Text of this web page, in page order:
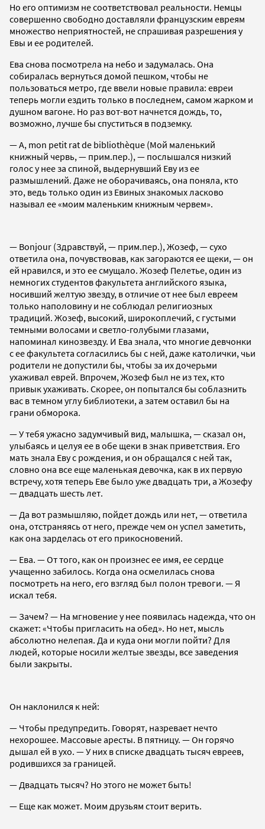
Но его оптимизм не соответствовал реальности. Немцы
совершенно свободно доставляли французским евреям
множество неприятностей, не спрашивая разрешения у
Евы и ее родителей.
Ева снова посмотрела на небо и задумалась. Она
собиралась вернуться домой пешком, чтобы не
пользоваться метро, где ввели новые правила: евреи
теперь могли ездить только в последнем, самом жарком и
душном вагоне. Но раз вот-вот начнется дождь, то,
возможно, лучше бы спуститься в подземку.
— А, mon petit rat de bibliothèque (Мой маленький
книжный червь, — прим.пер.), — послышался низкий
голос у нее за спиной, выдернувший Еву из ее
размышлений. Даже не оборачиваясь, она поняла, кто
это, ведь только один из Евиных знакомых ласково
называл ее «моим маленьким книжным червем».
— Bonjour (Здравствуй, — прим.пер.), Жозеф, — сухо
ответила она, почувствовав, как загораются ее щеки, — он
ей нравился, и это ее смущало. Жозеф Пелетье, один из
немногих студентов факультета английского языка,
носивший желтую звезду, в отличие от нее был евреем
только наполовину и не соблюдал религиозных
традиций. Жозеф, высокий, широкоплечий, с густыми
темными волосами и светло-голубыми глазами,
напоминал кинозвезду. И Ева знала, что многие девчонки
с ее факультета согласились бы с ней, даже католички, чьи
родители не допустили бы, чтобы за их дочерьми
ухаживал еврей. Впрочем, Жозеф был не из тех, кто
привык ухаживать. Скорее, он попытался бы соблазнить
вас в темном углу библиотеки, а затем оставил бы на
грани обморока.
— У тебя ужасно задумчивый вид, малышка, — сказал он,
улыбаясь и целуя ее в обе щеки в знак приветствия. Его
мать знала Еву с рождения, и он обращался с ней так,
словно она все еще маленькая девочка, как в их первую
встречу, хотя теперь Еве было уже двадцать три, а Жозефу
— двадцать шесть лет.
— Да вот размышляю, пойдет дождь или нет, — ответила
она, отстраняясь от него, прежде чем он успел заметить,
как она зарделась от его прикосновений.
— Ева. — От того, как он произнес ее имя, ее сердце
учащенно забилось. Когда она осмелилась снова
посмотреть на него, его взгляд был полон тревоги. — Я
искал тебя.
— Зачем? — На мгновение у нее появилась надежда, что он
скажет: «Чтобы пригласить на обед». Но нет, мысль
абсолютно нелепая. Да и куда они могли пойти? Для
людей, которые носили желтые звезды, все заведения
были закрыты.
Он наклонился к ней:
— Чтобы предупредить. Говорят, назревает нечто
нехорошее. Массовые аресты. В пятницу. — Он горячо
дышал ей в ухо. — У них в списке двадцать тысяч евреев,
родившихся за границей.
— Двадцать тысяч? Но этого не может быть!
— Еще как может. Моим друзьям стоит верить.